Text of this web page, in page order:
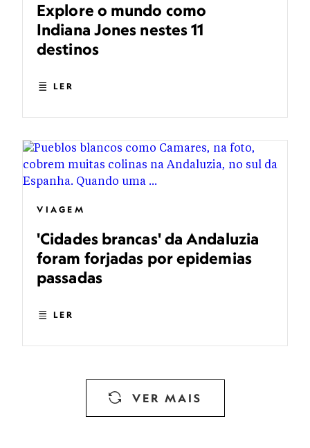
Explore o mundo como
Indiana Jones nestes 11
destinos
LER
VIAGEM
'Cidades brancas' da Andaluzia
foram forjadas por epidemias
passadas
LER
VER MAIS